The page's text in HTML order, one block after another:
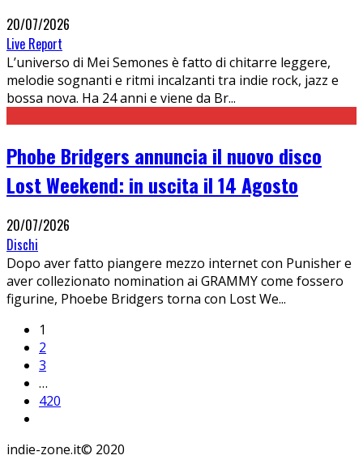
20/07/2026
Live Report
L’universo di Mei Semones è fatto di chitarre leggere,
melodie sognanti e ritmi incalzanti tra indie rock, jazz e
bossa nova. Ha 24 anni e viene da Br...
Phobe Bridgers annuncia il nuovo disco
Lost Weekend: in uscita il 14 Agosto
20/07/2026
Dischi
Dopo aver fatto piangere mezzo internet con Punisher e
aver collezionato nomination ai GRAMMY come fossero
figurine, Phoebe Bridgers torna con Lost We...
1
2
3
…
420
indie-zone.it© 2020